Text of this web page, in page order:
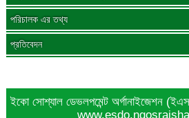
পরিচালক এর তথ্য
প্রতিবেদন
ইকো সোশ্যাল ডেভলপমেন্ট অর্গানাইজেশন